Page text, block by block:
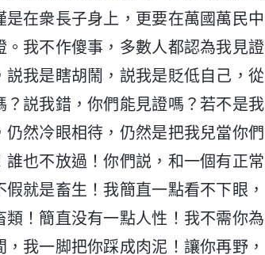
在衆長子身上，更要在萬國萬民中
我不作傻事，多數人都認為我見證
我是瞎胡鬧，説我是貶低自己，從
説我錯，你們能見證嗎？若不是我
然冷眼相待，仍然是把我兒當你們
也不放過！你們説，和一個有正常
就是畜生！我簡直一點看不下眼，
！簡直没有一點人性！我不需你為
我一脚把你踩成肉泥！讓你再野，